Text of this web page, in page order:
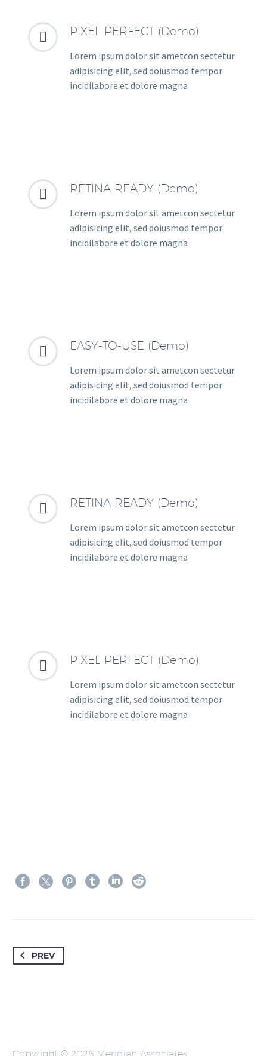

 PIXEL PERFECT (Demo)
Lorem ipsum dolor sit ametcon sectetur
adipisicing elit, sed doiusmod tempor
incidilabore et dolore magna

 RETINA READY (Demo)
Lorem ipsum dolor sit ametcon sectetur
adipisicing elit, sed doiusmod tempor
incidilabore et dolore magna

 EASY-TO-USE (Demo)
Lorem ipsum dolor sit ametcon sectetur
adipisicing elit, sed doiusmod tempor
incidilabore et dolore magna

 RETINA READY (Demo)
Lorem ipsum dolor sit ametcon sectetur
adipisicing elit, sed doiusmod tempor
incidilabore et dolore magna

 PIXEL PERFECT (Demo)
Lorem ipsum dolor sit ametcon sectetur
adipisicing elit, sed doiusmod tempor
incidilabore et dolore magna
PREV
Copyright © 2026 Meridian Associates